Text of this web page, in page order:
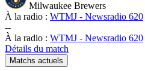
Milwaukee Brewers
À la radio : WTMJ - Newsradio 620
--
À la radio : WTMJ - Newsradio 620
Détails du match
Matchs actuels